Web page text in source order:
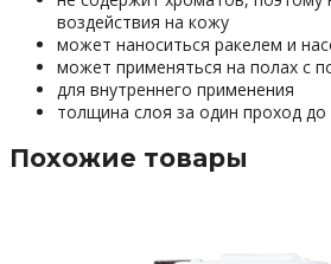
воздействия на кожу
может наноситься ракелем и
может применяться на полах с
для внутреннего применения
толщина слоя за один проход
Похожие товары